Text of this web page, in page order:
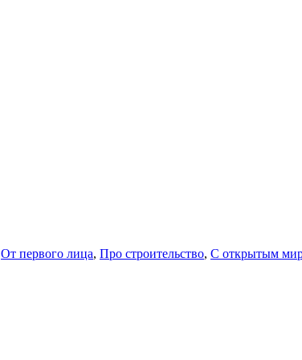
От первого лица, Про строительство, С открытым